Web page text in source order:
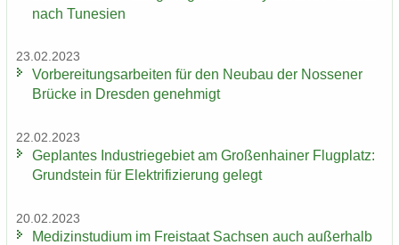
nach Tu­ne­si­en
23.02.2023
Vor­be­rei­tungs­ar­bei­ten für den Neu­bau der Nos­se­ner
Brü­cke in Dres­den ge­neh­migt
22.02.2023
Ge­plan­tes In­dus­trie­ge­biet am Gro­ßen­hai­ner Flug­platz:
Grund­stein für Elek­tri­fi­zie­rung ge­legt
20.02.2023
Me­di­zin­stu­di­um im Frei­staat Sach­sen auch au­ßer­halb